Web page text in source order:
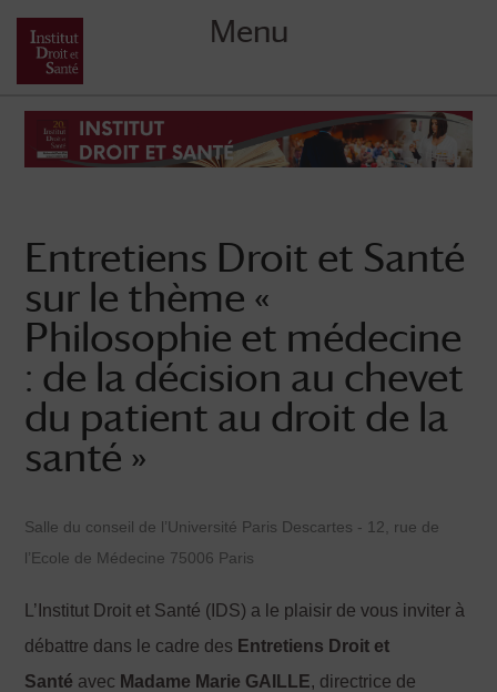
Menu
content
Entretiens Droit et Santé
sur le thème «
Philosophie et médecine
: de la décision au chevet
du patient au droit de la
santé »
Salle du conseil de l’Université Paris Descartes - 12, rue de
l’Ecole de Médecine 75006 Paris
L’Institut Droit et Santé (IDS) a le plaisir de vous inviter à
débattre dans le cadre des Entretiens Droit et
Santé avec Madame Marie GAILLE, directrice de